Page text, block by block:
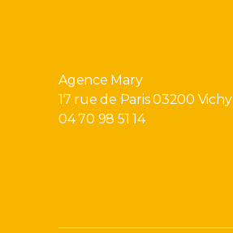
Agence Mary
17 rue de Paris 03200 Vichy
04 70 98 51 14